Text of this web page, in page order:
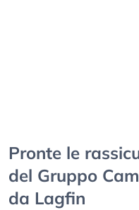
Pronte le
del Gruppo
da Lagfin